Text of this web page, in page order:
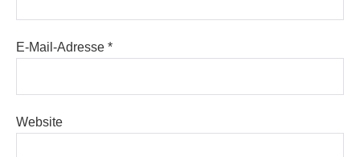
E-Mail-Adresse *
Website